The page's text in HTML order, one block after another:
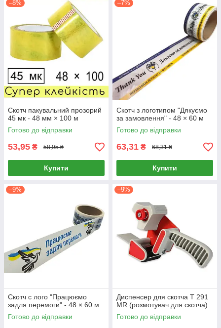
–8%
Скотч пакувальний прозорий
45 мк - 48 мм × 100 м
Готово до відправки
53,95 ₴ 58,95 ₴
Купити
–7%
Скотч з логотипом "Дякуємо
за замовлення" - 48 × 60 м
Готово до відправки
63,31 ₴ 68,31 ₴
Купити
–9%
Скотч с лого "Працюємо
задля перемоги" - 48 × 60 м
Готово до відправки
–9%
Диспенсер для скотча Т 291
MR (розмотувач для скотча)
Готово до відправки